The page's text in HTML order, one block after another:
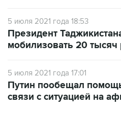
5 июля 2021 года 18:53
Президент
мобилизовать 20 тысяч
5 июля 2021 года 17:01
Путин пообещал
связи с ситуацией на